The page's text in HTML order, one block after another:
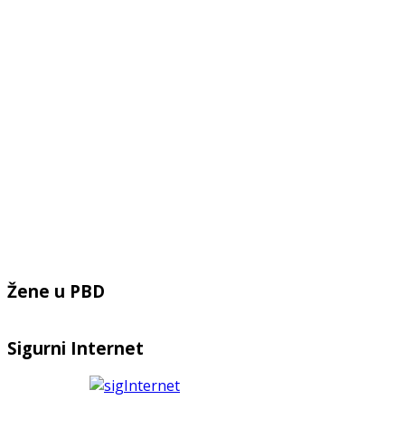
Žene u PBD
Sigurni Internet